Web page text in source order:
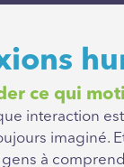
ce qui
interaction
imaginé.
à